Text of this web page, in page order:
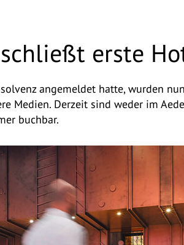
erste
angemeldet hatte, wurden
Medien. Derzeit sind weder im
buchbar.